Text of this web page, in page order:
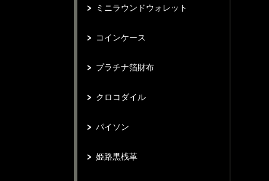
ミニラウンドウォレット
コインケース
プラチナ箔財布
クロコダイル
パイソン
姫路黒桟革